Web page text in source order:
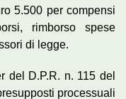
5.500 per compensi
rimborso spese
di legge.
del D.P.R. n. 115 del
processuali